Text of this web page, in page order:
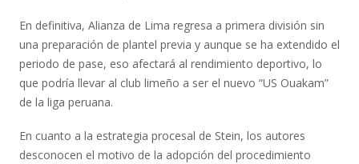
En definitiva, Alianza de Lima regresa a primera división sin
una preparación de plantel previa y aunque se ha extendido el
periodo de pase, eso afectará al rendimiento deportivo, lo
que podría llevar al club limeño a ser el nuevo “US Ouakam”
de la liga peruana.
En cuanto a la estrategia procesal de Stein, los autores
desconocen el motivo de la adopción del procedimiento